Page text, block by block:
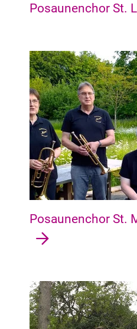
Posaunenchor St.
Burglesum Burg-Grambke,
Posaunenchor St.
Obervieland Arsten,